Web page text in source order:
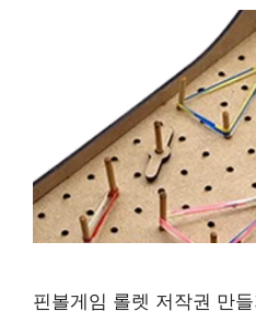
핀볼게임 롤렛 저작권 만